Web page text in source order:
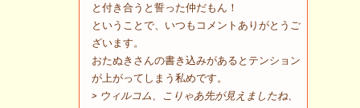
と付き合うと誓った仲だもん！
ということで、いつもコメントありがとうご
ざいます。
おたぬきさんの書き込みがあるとテンション
が上がってしまう私めです。
> ウィルコム、こりゃあ先が見えましたね、